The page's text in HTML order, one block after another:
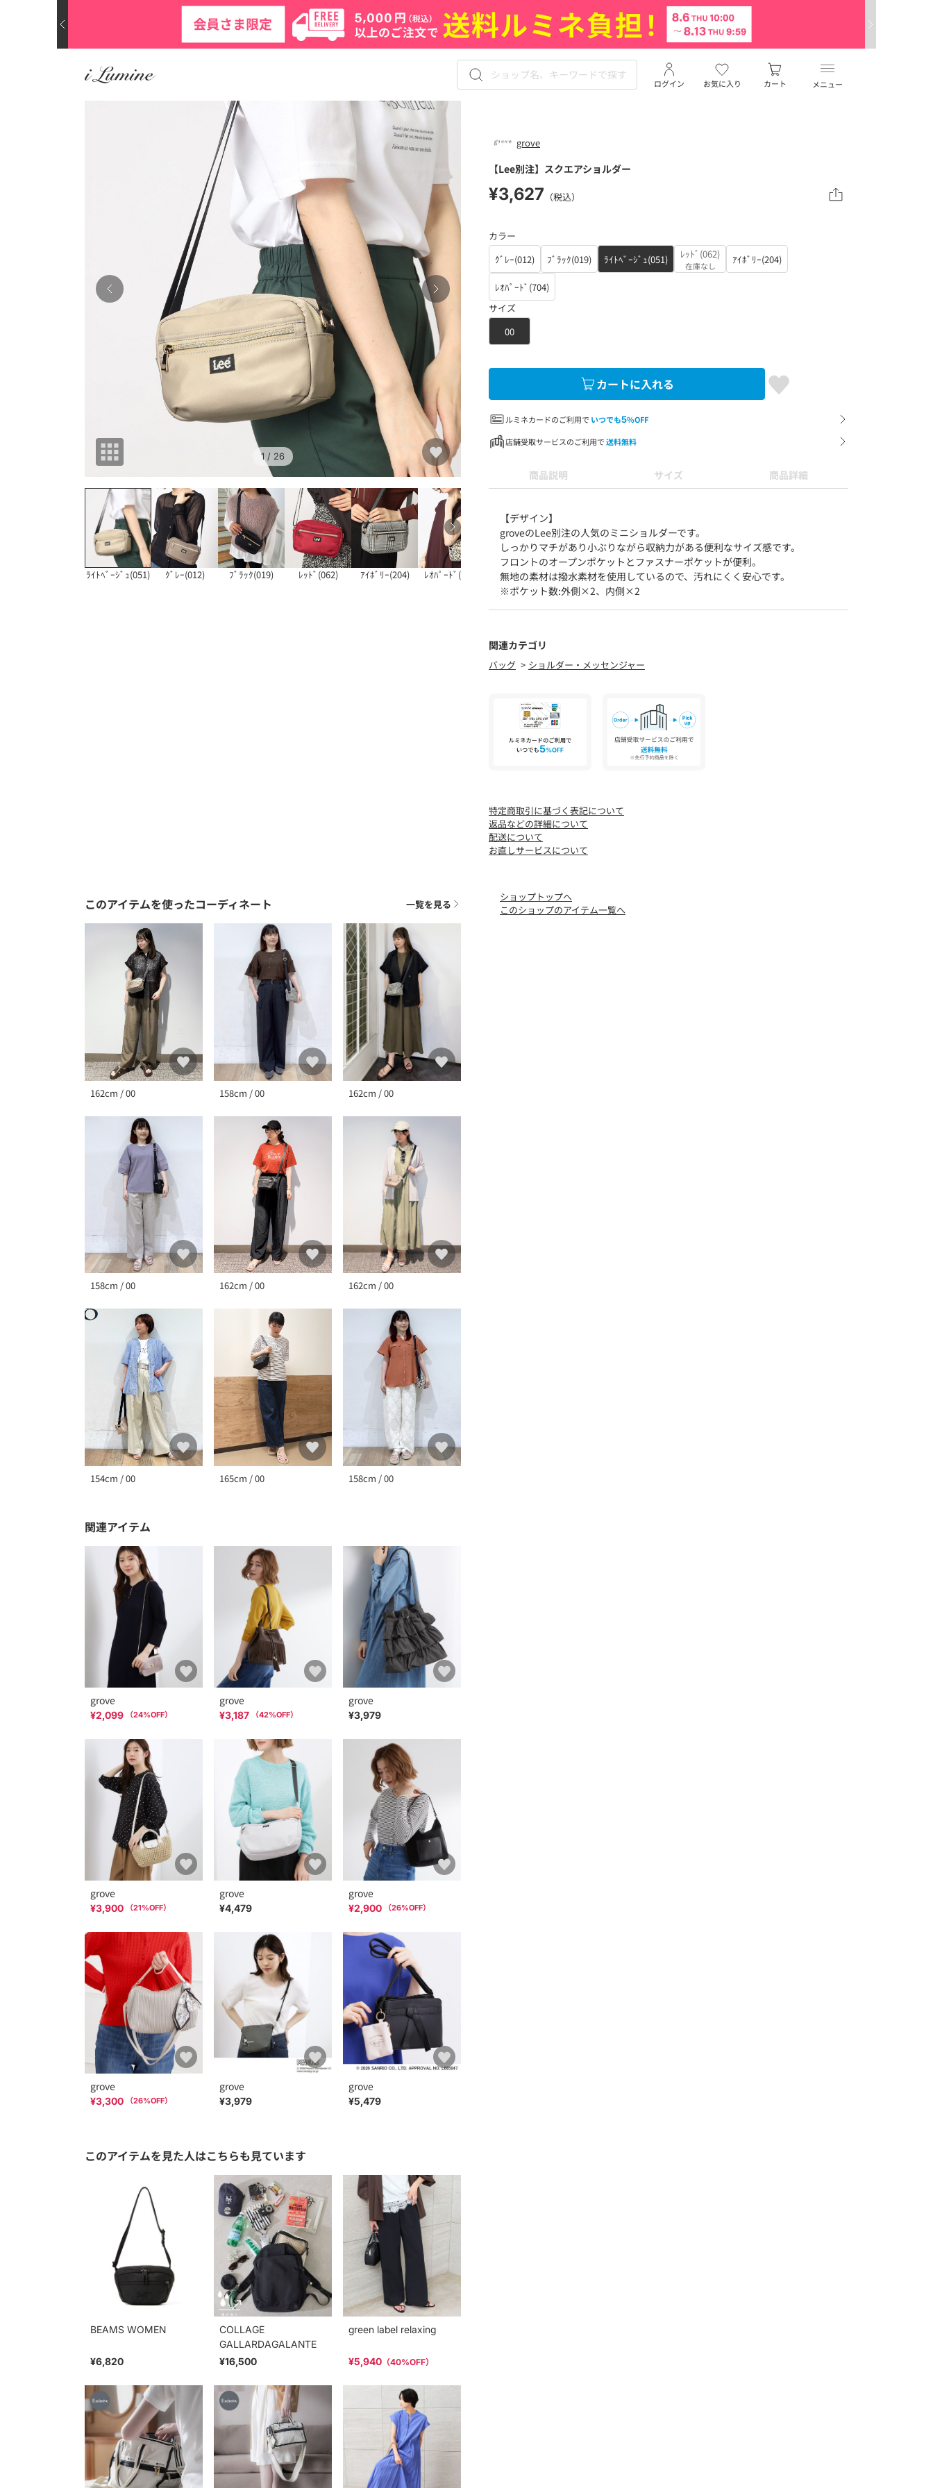
メニュー
お気に入り
ログイン カート
1 / 26
ﾗｲﾄﾍﾞｰｼﾞｭ(051) ｸﾞﾚｰ(012) ﾌﾞﾗｯｸ(019) ﾚｯﾄﾞ(062) ｱｲﾎﾞﾘｰ(204) ﾚｵﾊﾟｰﾄﾞ(704)
grove
【Lee別注】スクエアショルダー
¥3,627 （税込）
カラー
ｸﾞﾚｰ(012)
ﾌﾞﾗｯｸ(019) ﾗｲﾄﾍﾞｰｼﾞｭ(051) ﾚｯﾄﾞ(062)
在庫なし ｱｲﾎﾞﾘｰ(204)
ﾚｵﾊﾟｰﾄﾞ(704)
サイズ
00
カートに入れる
ルミネカードのご利用で いつでも5%OFF
店舗受取サービスのご利用で送料無料
商品説明 サイズ 商品詳細
【デザイン】
groveのLee別注の人気のミニショルダーです。
しっかりマチがあり小ぶりながら収納力がある便利なサイズ感です。
フロントのオープンポケットとファスナーポケットが便利。
無地の素材は撥水素材を使用しているので、汚れにくく安心です。
※ポケット数:外側×2、内側×2
関連カテゴリ
バッグ ショルダー・メッセンジャー
特定商取引に基づく表記について
返品などの詳細について
配送について
お直しサービスについて
このアイテムを使ったコーディネート 一覧を見る
162cm / 00 158cm / 00 162cm / 00
158cm / 00 162cm / 00 162cm / 00
154cm / 00 165cm / 00 158cm / 00
関連アイテム
grove
¥2,099 （24%OFF）
grove
¥3,187 （42%OFF）
grove
¥3,979
grove
¥3,900 （21%OFF）
grove
¥4,479
grove
¥2,900 （26%OFF）
grove
¥3,300 （26%OFF）
grove
¥3,979
grove
¥5,479
ショップトップへ
このショップのアイテム一覧へ